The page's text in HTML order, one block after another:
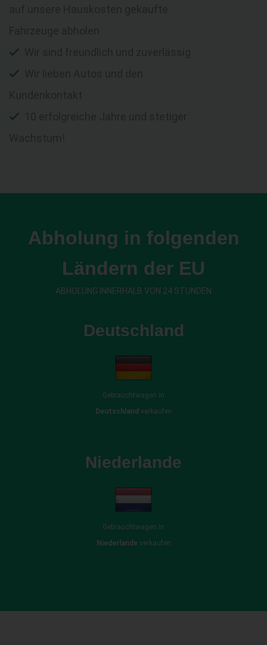
Abholung in folgenden
Ländern der EU
ABHOLUNG INNERHALB VON 24 STUNDEN
Deutschland
Gebrauchtwagen in
Deutschland verkaufen
Niederlande
Gebrauchtwagen in
Niederlandeverkaufen